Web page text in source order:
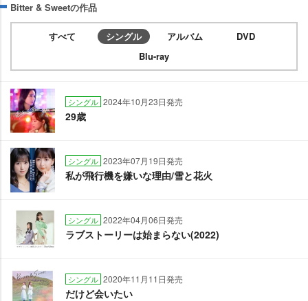
Bitter & Sweetの作品
すべて シングル アルバム
DVD
Blu-ray
シングル 2024年10月23日発売
29歳
シングル 2023年07月19日発売
私が飛行機を嫌いな理由/雪と花火
シングル 2022年04月06日発売
ラブストーリーは始まらない(2022)
シングル 2020年11月11日発売
だけど会いたい